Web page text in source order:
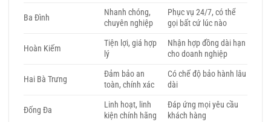
Ba Đình
Nhanh chóng,
chuyên nghiệp
Phục vụ 24/7, có thể
gọi bất cứ lúc nào
Hoàn Kiếm
Tiện lợi, giá hợp
lý
Nhận hợp đồng dài hạn
cho doanh nghiệp
Hai Bà Trưng
Đảm bảo an
toàn, chính xác
Có chế độ bảo hành lâu
dài
Đống Đa
Linh hoạt, linh
kiện chính hãng
Đáp ứng mọi yêu cầu
khách hàng